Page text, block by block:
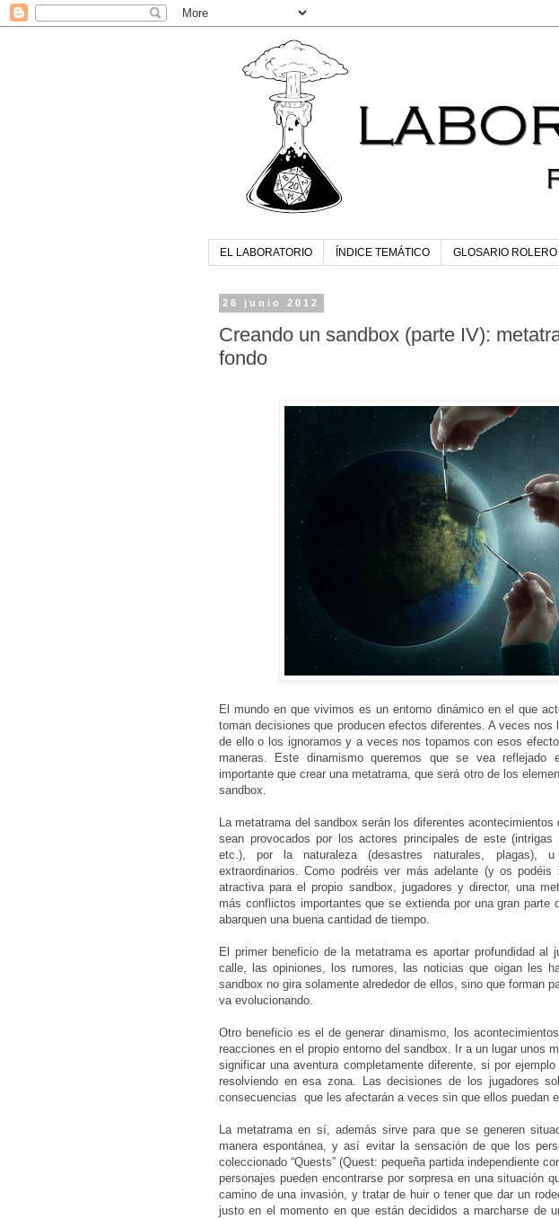
EL LABORATORIO ÍNDICE TEMÁTICO GLOSARIO ROLERO
26 junio 2012
Creando un sandbox (parte IV):
fondo
El mundo en que vivimos es un entorno dinámico en el que
toman decisiones que producen efectos diferentes. A veces nos
de ello o los ignoramos y a veces nos topamos con esos
maneras. Este dinamismo queremos que se vea
importante que crear una metatrama, que será otro de los
sandbox.
La metatrama del sandbox serán los diferentes acontecimientos
sean provocados por los actores principales de este
etc.), por la naturaleza (desastres naturales, plagas),
extraordinarios. Como podréis ver más adelante (y os podéis
atractiva para el propio sandbox, jugadores y director, una
más conflictos importantes que se extienda por una gran parte
abarquen una buena cantidad de tiempo.
El primer beneficio de la metatrama es aportar profundidad al
calle, las opiniones, los rumores, las noticias que oigan les
sandbox no gira solamente alrededor de ellos, sino que forman
va evolucionando.
Otro beneficio es el de generar dinamismo, los
reacciones en el propio entorno del sandbox. Ir a un lugar unos
significar una aventura completamente diferente, si por
resolviendo en esa zona. Las decisiones de los jugadores
consecuencias que les afectarán a veces sin que ellos puedan
La metatrama en sí, además sirve para que se generen
manera espontánea, y así evitar la sensación de que los
coleccionado “Quests” (Quest: pequeña partida independiente
personajes pueden encontrarse por sorpresa en una situación
camino de una invasión, y tratar de huir o tener que dar un
justo en el momento en que están decididos a marcharse de